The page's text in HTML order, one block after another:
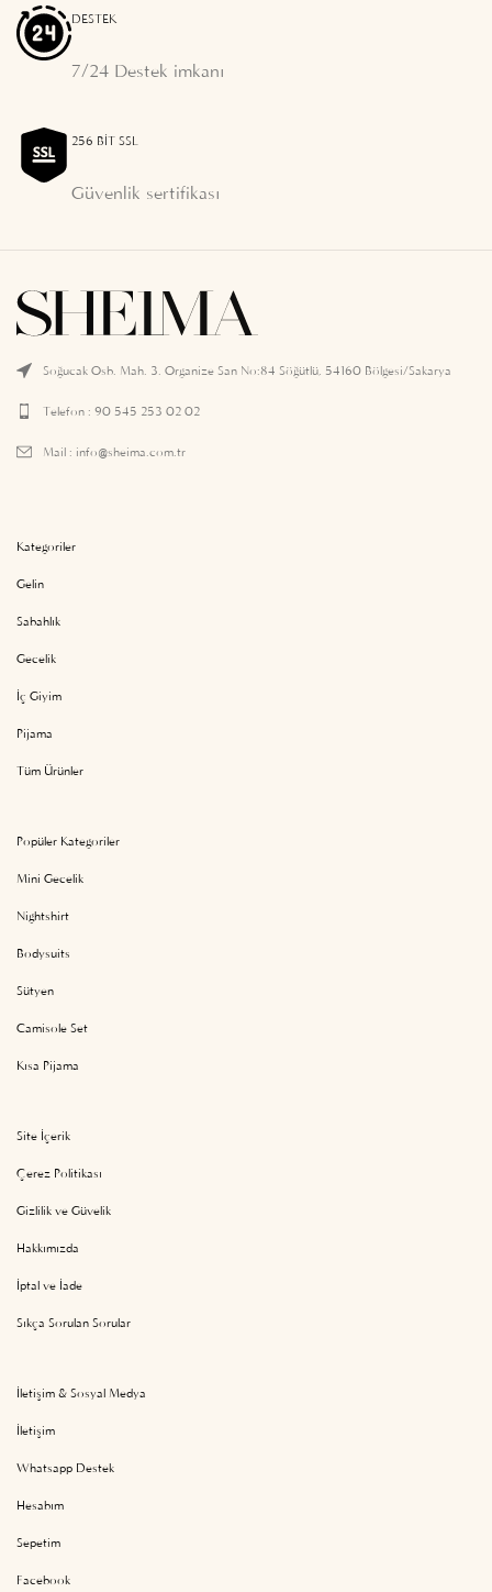
DESTEK
7/24 Destek imkanı
256 BIT SSL
Güvenlik sertifikası
Soğucak Osb. Mah. 3. Organize San No:84 Söğütlü, 54160 Bölgesi/Sakarya
Telefon : 90 545 253 02 02
Mail : info@sheima.com.tr
Kategoriler
Gelin
Sabahlık
Gecelik
İç Giyim
Pijama
Tüm Ürünler
Popüler Kategoriler
Mini Gecelik
Nightshirt
Bodysuits
Sütyen
Camisole Set
Kısa Pijama
Site İçerik
Çerez Politikası
Gizlilik ve Güvelik
Hakkımızda
İptal ve İade
Sıkça Sorulan Sorular
İletişim & Sosyal Medya
İletişim
Whatsapp Destek
Hesabım
Sepetim
Facebook